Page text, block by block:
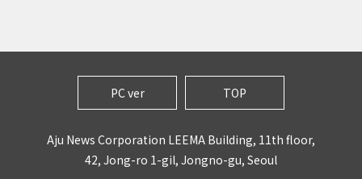
PC ver TOP
Aju News Corporation LEEMA Building, 11th floor,
42, Jong-ro 1-gil, Jongno-gu, Seoul